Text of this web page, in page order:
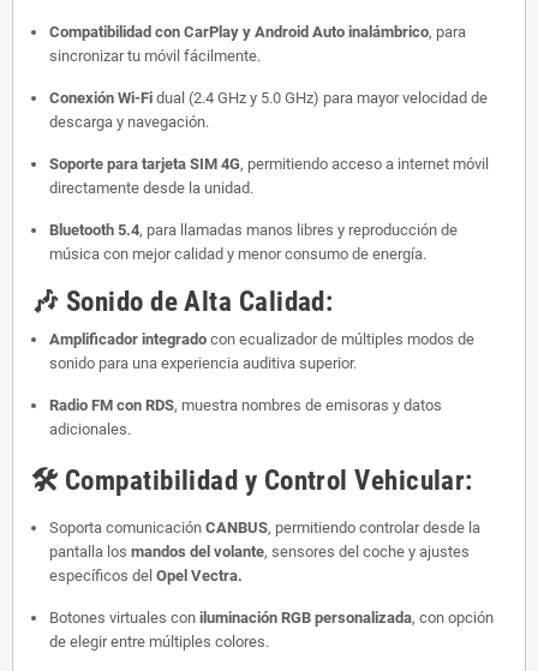
Compatibilidad con CarPlay y Android Auto inalámbrico, para
sincronizar tu móvil fácilmente.
Conexión Wi-Fi dual (2.4 GHz y 5.0 GHz) para mayor velocidad de
descarga y navegación.
Soporte para tarjeta SIM 4G, permitiendo acceso a internet móvil
directamente desde la unidad.
Bluetooth 5.4, para llamadas manos libres y reproducción de
música con mejor calidad y menor consumo de energía.
🎶 Sonido de Alta Calidad:
Amplificador integrado con ecualizador de múltiples modos de
sonido para una experiencia auditiva superior.
Radio FM con RDS, muestra nombres de emisoras y datos
adicionales.
🛠️ Compatibilidad y Control Vehicular:
Soporta comunicación CANBUS, permitiendo controlar desde la
pantalla los mandos del volante, sensores del coche y ajustes
específicos del Opel Vectra.
Botones virtuales con iluminación RGB personalizada, con opción
de elegir entre múltiples colores.